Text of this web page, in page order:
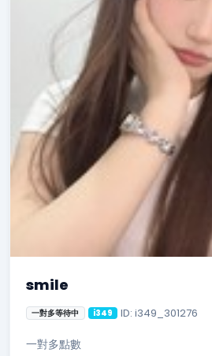
smile
一對多等待中 i349 ID: i349_301276
一對多點數